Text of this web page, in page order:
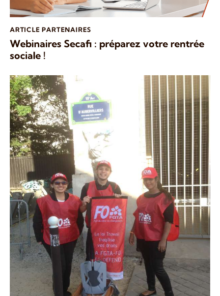
ARTICLE PARTENAIRES
Webinaires Secafi : préparez votre rentrée
sociale !